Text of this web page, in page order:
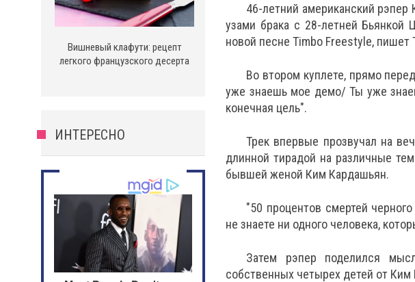
Вишневый клафути: рецепт
легкого французского десерта
ИНТЕРЕСНО
46-летний американский
узами брака с 28-летней Бьянкой
новой песне Timbo Freestyle, пишет
Во втором куплете, прямо
уже знаешь мое демо/ Ты уже
конечная цель".
Трек впервые прозвучал на
длинной тирадой на различные
бывшей женой Ким Кардашьян.
"50 процентов смертей
не знаете ни одного человека,
Затем рэпер поделился
собственных четырех детей от